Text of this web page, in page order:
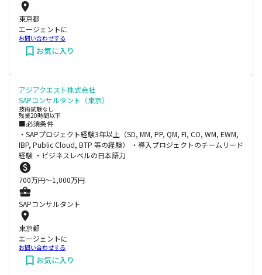
東京都
エージェントに
お問い合わせする
お気に入り
アジアクエスト株式会社
SAPコンサルタント（東京）
技術試験なし
残業20時間以下
■必須条件
・SAPプロジェクト経験3年以上（SD, MM, PP, QM, FI, CO, WM, EWM,
IBP, Public Cloud, BTP 等の経験） ・導入プロジェクトのチームリード
経験 ・ビジネスレベルの日本語力
700万円〜1,000万円
SAPコンサルタント
東京都
エージェントに
お問い合わせする
お気に入り